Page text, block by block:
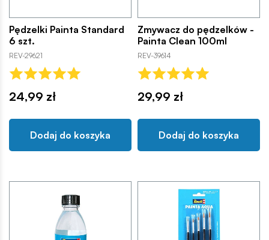
Pędzelki Painta Standard
6 szt.
REV-29621
24,99 zł
Dodaj do koszyka
Zmywacz do pędzelków -
Painta Clean 100ml
REV-39614
29,99 zł
Dodaj do koszyka